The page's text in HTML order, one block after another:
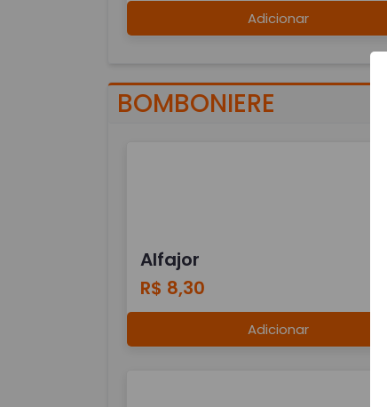
Adicionar
BOMBONIERE
Alfajor
R$ 8,30
Adicionar